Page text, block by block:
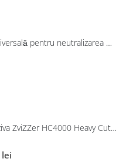
SONAX Soluție universală pentru neutralizarea mirosurilor neplăcute
Pasta polish abraziva ZviZZer HC4000 Heavy Cut 750 ml
lei